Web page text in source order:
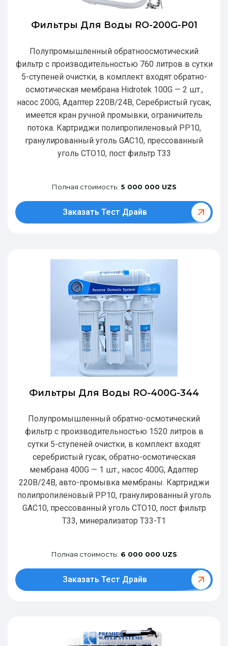
Фильтры Для Воды RO-200G-P01
Полупромышленный обратноосмотический
фильтр с производительностью 760 литров в сутки
5-ступеней очистки, в комплект входят обратно-
осмотическая мембрана Hidrotek 100G — 2 шт.,
насос 200G, Адаптер 220В/24В, Серебристый гусак,
имеется кран ручной промывки, ограничитель
потока. Картриджи полипропиленовый РР10,
гранулированный уголь GAC10, прессованный
уголь CTO10, пост фильтр T33
Полная стоимость: 5 000 000 UZS
Заказать Тест Драйв
Фильтры Для Воды RO-400G-344
Полупромышленный обратно-осмотический
фильтр с производительностью 1520 литров в
сутки 5-ступеней очистки, в комплект входят
серебристый гусак, обратно-осмотическая
мембрана 400G — 1 шт., насос 400G, Адаптер
220В/24В, авто-промывка мембраны. Картриджи
полипропиленовый РР10, гранулированный уголь
GAC10, прессованный уголь CTO10, пост фильтр
T33, минерализатор Т33-Т1
Полная стоимость: 6 000 000 UZS
Заказать Тест Драйв